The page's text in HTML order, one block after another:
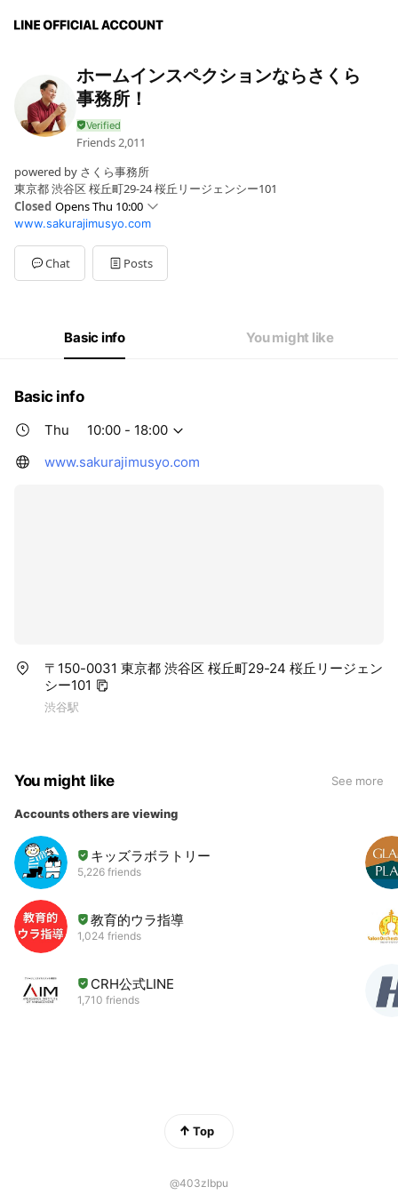
ホームインスペクションならさくら
事務所！
Friends2,011
powered by さくら事務所
東京都 渋谷区 桜丘町29-24 桜丘リージェンシー101
Closed Opens Thu 10:00
Sun10:00 - 18:00
Mon10:00 - 18:00
Tue10:00 - 18:00
Wed10:00 - 18:00
10:00 - 18:00
www.sakurajimusyo.com
Chat Posts
Basic info You might like
Basic info
Thu
10:00 - 18:00
www.sakurajimusyo.com
〒150-0031 東京都 渋谷区 桜丘町29-24 桜丘リージェン
シー101
渋谷駅
You might like See more
Accounts others are viewing
キッズラボラトリー
5,226 friends
教育的ウラ指導
1,024 friends
CRH公式LINE
1,710 friends
Top
@403zlbpu